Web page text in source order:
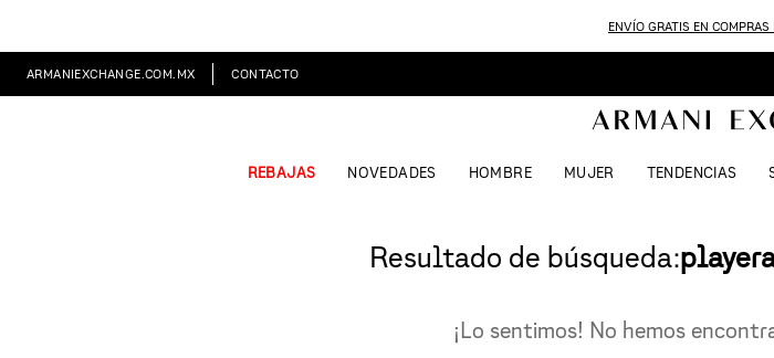
ENVÍO GRATIS EN
ARMANIEXCHANGE.COM.MX CONTACTO
REBAJAS NOVEDADES HOMBRE MUJER TENDENCIAS
Resultado de búsqueda:
¡Lo sentimos! No hemos